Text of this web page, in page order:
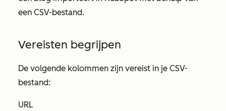
een CSV-bestand.
Vereisten begrijpen
De volgende kolommen zijn vereist in je CSV-
bestand:
URL